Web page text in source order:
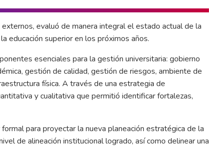
evaluó de manera integral el estado actual de la
educación superior en los próximos años.
esenciales para la gestión universitaria: gobierno
gestión de calidad, gestión de riesgos, ambiente de
física. A través de una estrategia de
y cualitativa que permitió identificar fortalezas,
para proyectar la nueva planeación estratégica de la
de alineación institucional logrado, así como delinear una